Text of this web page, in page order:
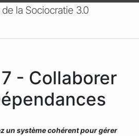
la Sociocratie 3.0
- Collaborer
un système cohérent pour gérer